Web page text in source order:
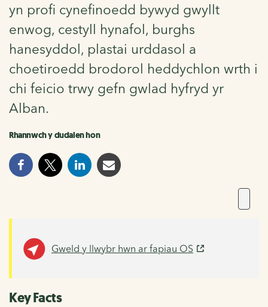
yn profi cynefinoedd bywyd gwyllt
enwog, cestyll hynafol, burghs
hanesyddol, plastai urddasol a
choetiroedd brodorol heddychlon wrth i
chi feicio trwy gefn gwlad hyfryd yr
Alban.
Rhannwch y dudalen hon
Gweld y llwybr hwn ar fapiau OS
Key Facts